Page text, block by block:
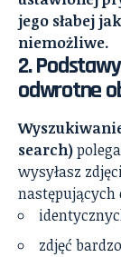
jego słabej
niemożliwe.
2.
odwrotne
search)
wysyłasz
następujących
zdjęć